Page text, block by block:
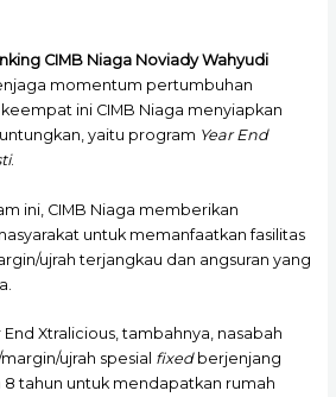
CIMB Niaga Noviady Wahyudi
momentum pertumbuhan
ini CIMB Niaga menyiapkan
yaitu program Year End
.
ini, CIMB Niaga memberikan
untuk memanfaatkan fasilitas
ujrah terjangkau dan angsuran yang
Xtralicious, tambahnya, nasabah
ujrah spesial fixedberjenjang
8 tahun untuk mendapatkan rumah